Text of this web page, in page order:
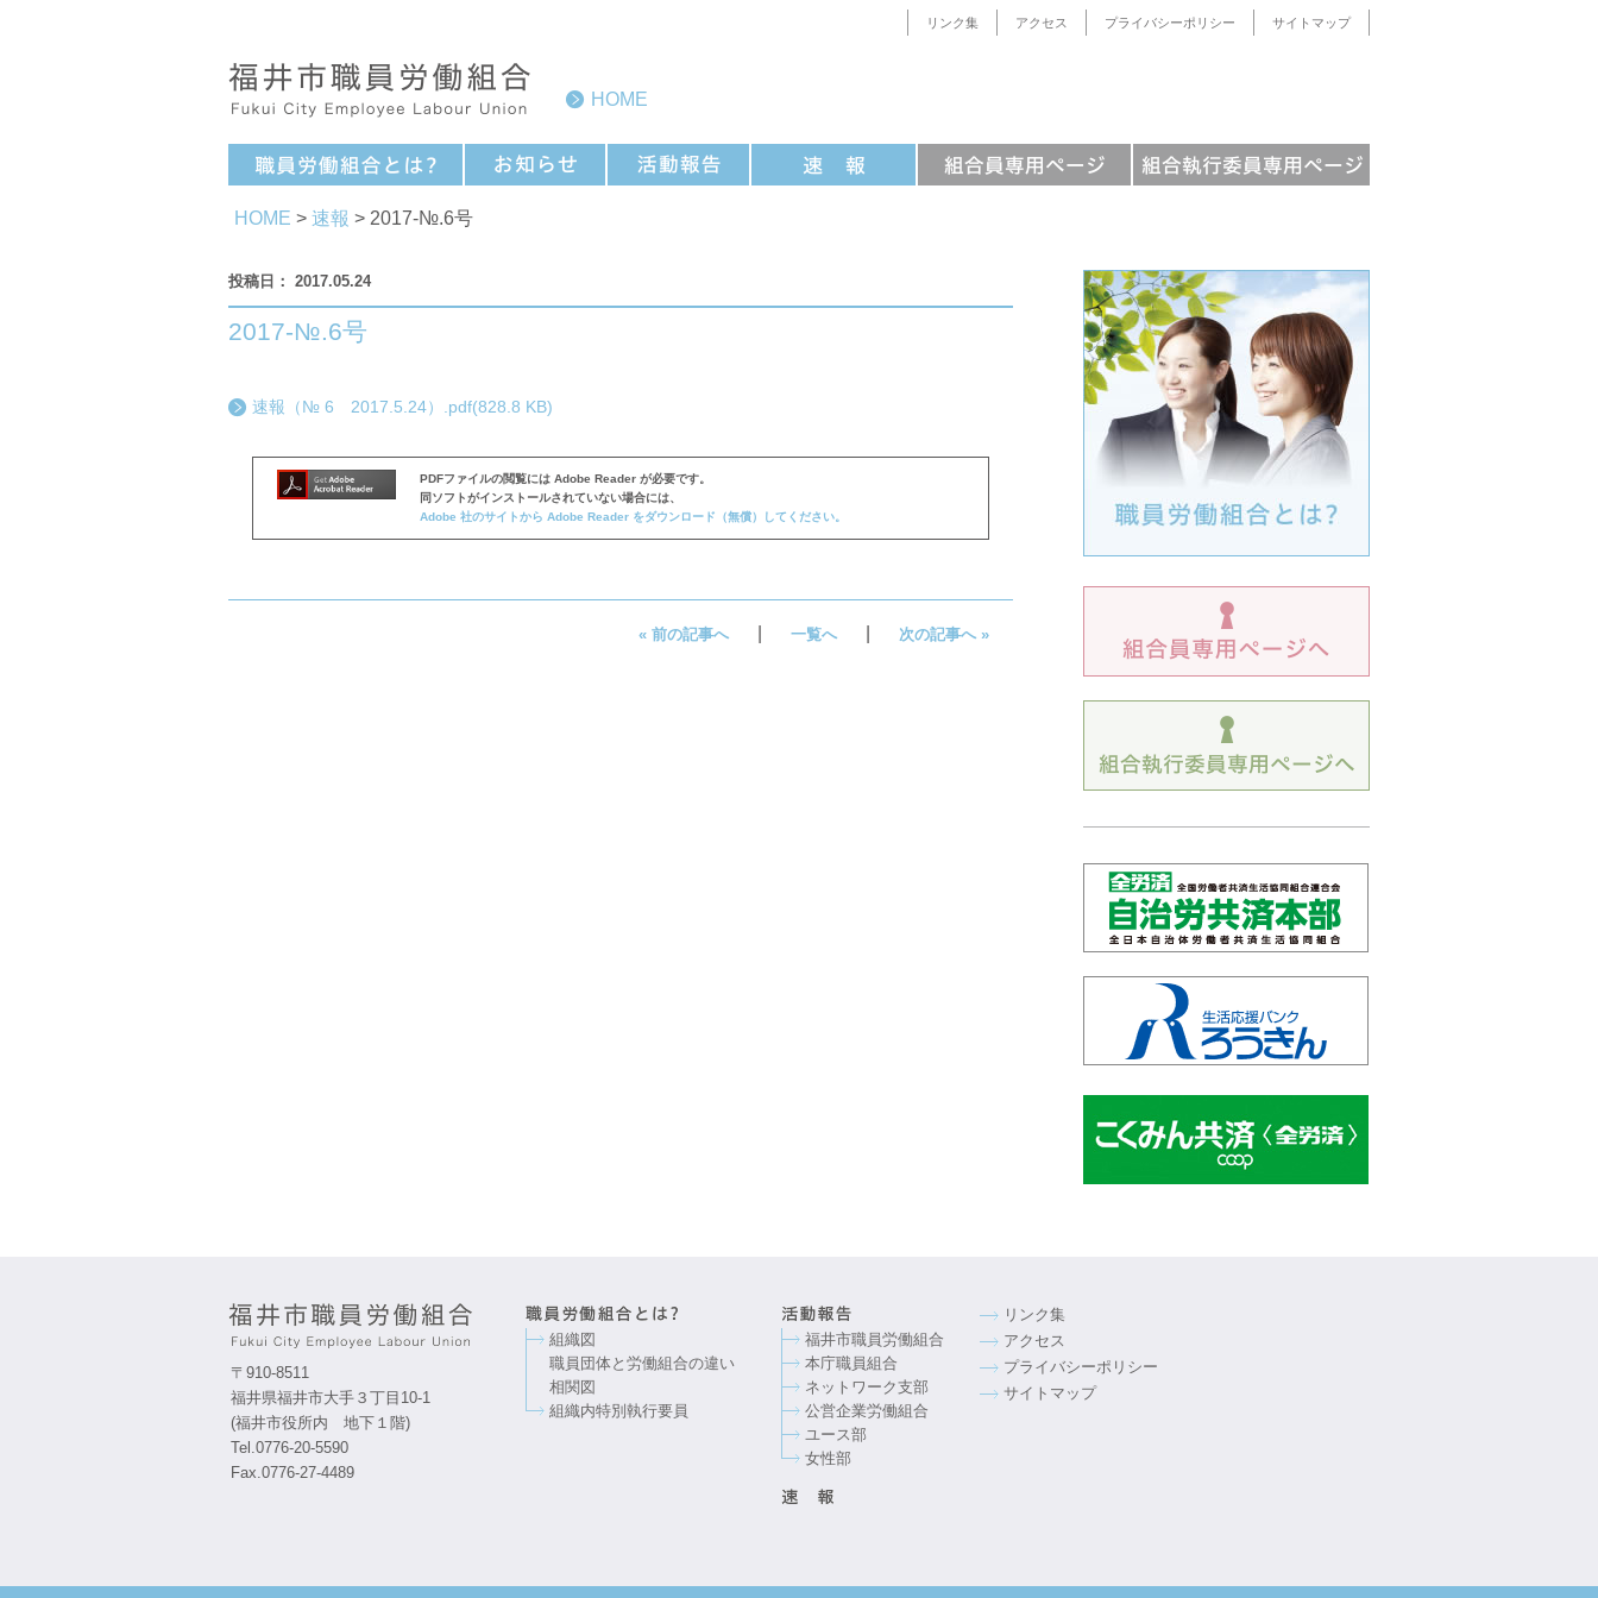
リンク集 アクセス プライバシーポリシー サイトマップ
HOME
HOME > 速報 > 2017-№.6号
2017.05.24
2017-№.6号
速報（№ 6 2017.5.24）.pdf(828.8 KB)
PDFファイルの閲覧には Adobe Reader が必要です。
同ソフトがインストールされていない場合には、
Adobe 社のサイトから Adobe Reader をダウンロード（無償）してください。
« 前の記事へ 一覧へ 次の記事へ »
〒910-8511
福井県福井市大手３丁目10-1
(福井市役所内 地下１階)
Tel.0776-20-5590
Fax.0776-27-4489
組織図
職員団体と労働組合の違い
相関図
組織内特別執行要員
福井市職員労働組合
本庁職員組合
ネットワーク支部
公営企業労働組合
ユース部
女性部
リンク集
アクセス
プライバシーポリシー
サイトマップ